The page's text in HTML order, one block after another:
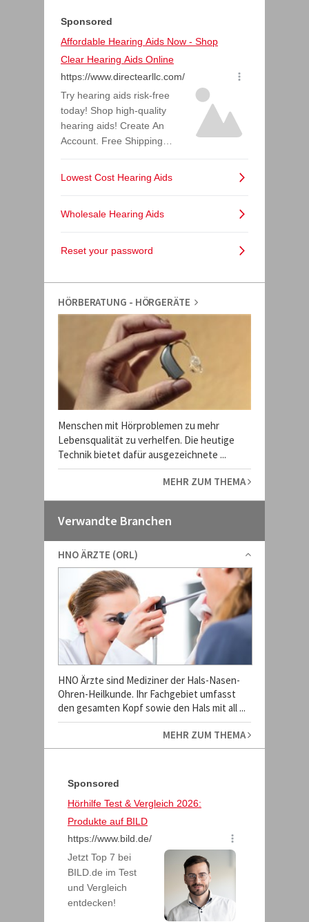
HÖRBERATUNG - HÖRGERÄTE
Menschen mit Hörproblemen zu mehr
Lebensqualität zu verhelfen. Die heutige
Technik bietet dafür ausgezeichnete ...
MEHR ZUM THEMA
Verwandte Branchen
HNO ÄRZTE (ORL)
HNO Ärzte sind Mediziner der Hals-Nasen-
Ohren-Heilkunde. Ihr Fachgebiet umfasst
den gesamten Kopf sowie den Hals mit all ...
MEHR ZUM THEMA